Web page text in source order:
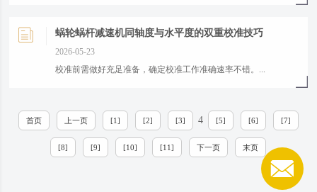
蜗轮蜗杆减速机同轴度与水平度的双重校准技巧
2026-05-23
校准前需做好充足准备，确定校准工作准确速率不错。...
首页 上一页 [1] [2] [3] 4 [5] [6] [7]
[8] [9] [10] [11] 下一页 末页